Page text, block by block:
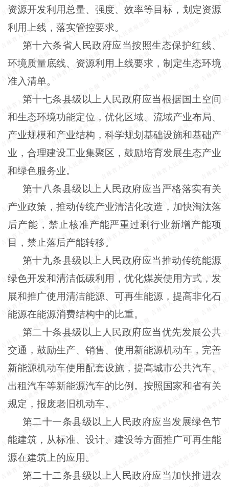
资源开发利用总量、强度、效率等目标，划定资源
利用上线，落实管控要求。
第十六条省人民政府应当按照生态保护红线、
环境质量底线、资源利用上线要求，制定生态环境
准入清单。
第十七条县级以上人民政府应当根据国土空间
和生态环境功能定位，优化区域、流域产业布局、
产业规模和产业结构，科学规划基础设施和基础产
业，合理建设工业集聚区，鼓励培育发展生态产业
和绿色服务业。
第十八条县级以上人民政府应当严格落实有关
产业政策，推动传统产业清洁化改造，加快淘汰落
后产能，禁止核准产能严重过剩行业新增产能项
目，禁止落后产能转移。
第十九条县级以上人民政府应当推动传统能源
绿色开发和清洁低碳利用，优化煤炭使用方式，发
展和推广使用清洁能源、可再生能源，提高非化石
能源在能源消费结构中的比重。
第二十条县级以上人民政府应当优先发展公共
交通，鼓励生产、销售、使用新能源机动车，完善
新能源机动车使用配套设施，提高城市公共汽车、
出租汽车等新能源汽车的比例。按照国家和省有关
规定，报废老旧机动车。
第二十一条县级以上人民政府应当发展绿色节
能建筑，从标准、设计、建设等方面推广可再生能
源在建筑上的应用。
第二十二条县级以上人民政府应当加快推进农